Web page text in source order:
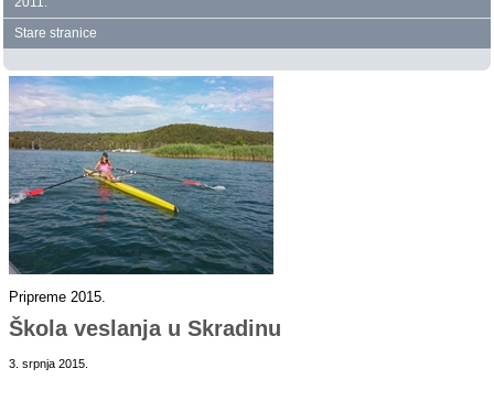
Stare stranice
Pripreme 2015.
Škola veslanja u Skradinu
3. srpnja 2015.